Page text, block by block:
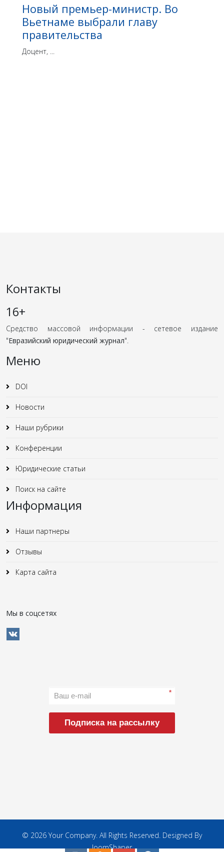
Новый премьер-министр. Во
Вьетнаме выбрали главу
правительства
Доцент, ...
Контакты
16+
Средство массовой информации - сетевое издание
"Евразийский юридический журнал".
Меню
DOI
Новости
Наши рубрики
Конференции
Юридические статьи
Поиск на сайте
Информация
Наши партнеры
Отзывы
Карта сайта
Мы в соцсетях
*
Подписка на рассылку
© 2026 Your Company. All Rights Reserved. Designed By
JoomShaper